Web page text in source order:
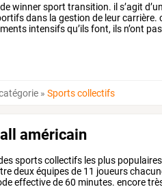
dewinnersport transition. il s’agit
dans la gestion de leurcarrière.
intensifsqu’ilsfont, ils n’ont pas
»Sports collectifs
américain
sportscollectifs les plus populaires
deuxéquipesde 11 joueurs
effectivede 60 minutes. encore